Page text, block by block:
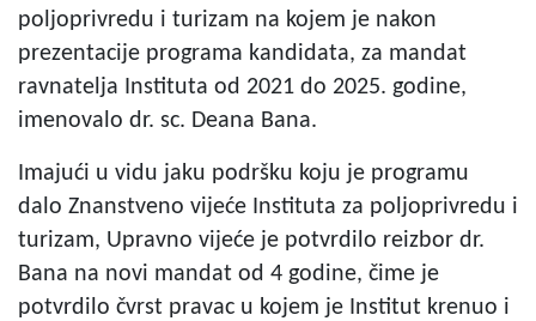
poljoprivredu i turizam na kojem je nakon
prezentacije programa kandidata, za mandat
ravnatelja Instituta od 2021 do 2025. godine,
imenovalo dr. sc. Deana Bana.
Imajući u vidu jaku podršku koju je programu
dalo Znanstveno vijeće Instituta za poljoprivredu i
turizam, Upravno vijeće je potvrdilo reizbor dr.
Bana na novi mandat od 4 godine, čime je
potvrdilo čvrst pravac u kojem je Institut krenuo i